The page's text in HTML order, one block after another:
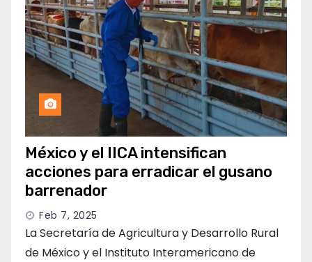
México y el IICA intensifican
acciones para erradicar el gusano
barrenador
Feb 7, 2025
La Secretaría de Agricultura y Desarrollo Rural
de México y el Instituto Interamericano de